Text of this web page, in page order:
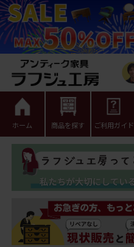
ホーム 商品を探す ご利用ガイド